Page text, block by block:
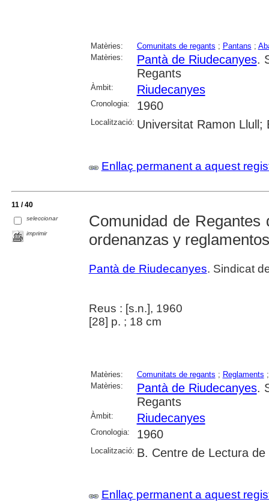
Matèries: Comunitats de regants ; Pantans ;
Matèries:
Pantà de Riudecanyes.
Regants
Àmbit: Riudecanyes
Cronologia: 1960
Localització: Universitat Ramon Llull;
Enllaç permanent a aquest
11 / 40
seleccionar
imprimir
Comunidad de
ordenanzas y reglamentos
Pantà de Riudecanyes. Sindicat
Reus : [s.n.], 1960
[28] p. ; 18 cm
Matèries: Comunitats de regants ; Reglaments
Matèries:
Pantà de Riudecanyes.
Regants
Àmbit: Riudecanyes
Cronologia: 1960
Localització: B. Centre de Lectura de
Enllaç permanent a aquest